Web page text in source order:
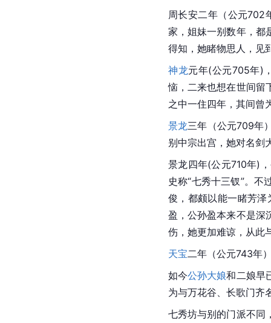
周长安二年（公元702
家，姐妹一别数年，都
得知，她睹物思人，见
神龙元年(公元705年)
恼，二来也想在世间留
之中一住四年，其间曾
景龙三年（公元709年
别中宗出宫，她对名剑
景龙四年(公元710年)
史称“七秀十三钗”。不
俊，都颇以能一睹芳泽
盈，公孙盈本来不是深
伤，她更加难谅，从此
天宝二年（公元743年
如今公孙大娘和二娘早
为与万花谷、长歌门齐
七秀坊与别的门派不同